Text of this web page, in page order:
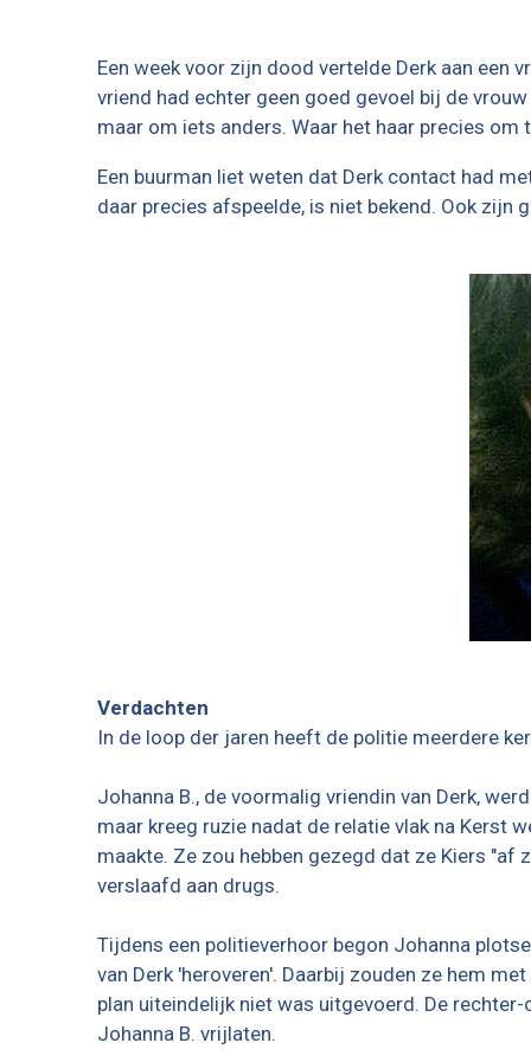
Een week voor zijn dood vertelde Derk aan een
vriend had echter geen goed gevoel bij de
maar om iets anders. Waar het haar precies
Een buurman liet weten dat Derk contact had
daar precies afspeelde, is niet bekend. Ook zijn
Verdachten
In de loop der jaren heeft de politie meerdere
Johanna B., de voormalig vriendin van Derk,
maar kreeg ruzie nadat de relatie vlak na Kerst
maakte. Ze zou hebben gezegd dat ze Kiers "af
verslaafd aan drugs.
Tijdens een politieverhoor begon Johanna
van Derk 'heroveren'. Daarbij zouden ze hem
plan uiteindelijk niet was uitgevoerd. De
Johanna B. vrijlaten.